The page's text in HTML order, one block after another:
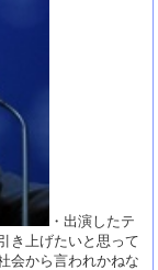
・出演したテ
き上げたいと思って
会から言われかねな